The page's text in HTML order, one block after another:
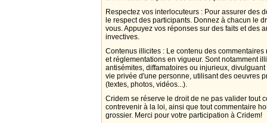
Respectez vos interlocuteurs : Pour assurer des
le respect des participants. Donnez à chacun le
vous. Appuyez vos réponses sur des faits et des
invectives.
Contenus illicites : Le contenu des
et réglementations en vigueur. Sont notamment
antisémites, diffamatoires ou injurieux,
vie privée d'une personne, utilisant des oeuvres
(textes, photos, vidéos...).
Cridem se réserve le droit de ne pas valider tout
contrevenir à la loi, ainsi que tout commentaire
grossier. Merci pour votre participation à Cridem!